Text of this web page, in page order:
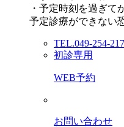
・予定時刻を過ぎて
予定診療ができない
TEL.049-254-
初診専用
WEB予約
お問い合わせ